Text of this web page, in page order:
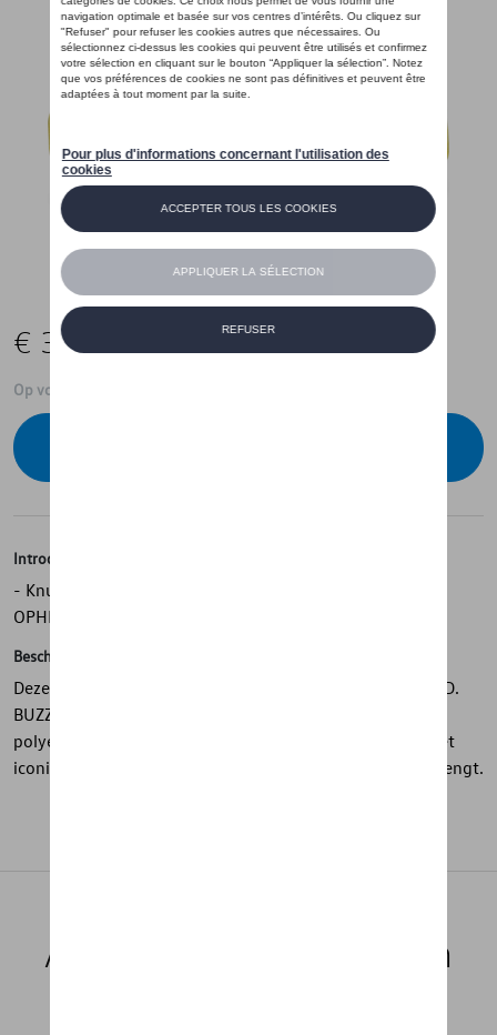
€ 30,00
Op voorraad
Introductie
- Knuffelbus in de vorm van het prototype voor de ID.
OPHEF
Beschrijving
Deze knuffelbus, geïnspireerd op het prototype van de ID.
BUZZ, is gemaakt van zachte Velboa-stof en gevuld met
polyester vulling. Een speels en comfortabel item dat het
iconische design op een knuffelbare manier tot leven brengt.
Aanbevolen producten